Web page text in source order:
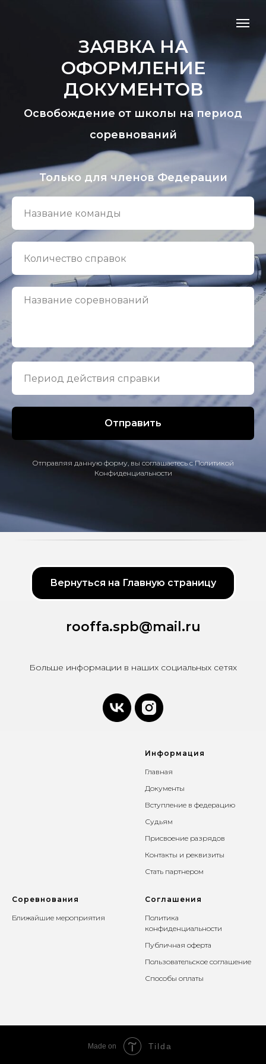
ЗАЯВКА НА
ОФОРМЛЕНИЕ
ДОКУМЕНТОВ
Освобождение от школы на период
соревнований
Только для членов Федерации
Отправить
Отправляя данную форму, вы соглашаетесь с Политикой
Конфиденциальности
Вернуться на Главную страницу
rooffa.spb@mail.ru
Больше информации в наших социальных сетях
Информация
Главная
Документы
Вступление в федерацию
Судьям
Присвоение разрядов
Контакты и реквизиты
Стать партнером
Соревнования
Ближайшие мероприятия
Соглашения
Политика
конфиденциальности
Публичная оферта
Пользовательское соглашение
Способы оплаты
Made on Tilda